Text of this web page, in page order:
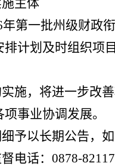
主体
年第一批州级财政
排计划及时组织项
施，将进一步改
事业协调发展。
予以长期公告，
电话：0878-